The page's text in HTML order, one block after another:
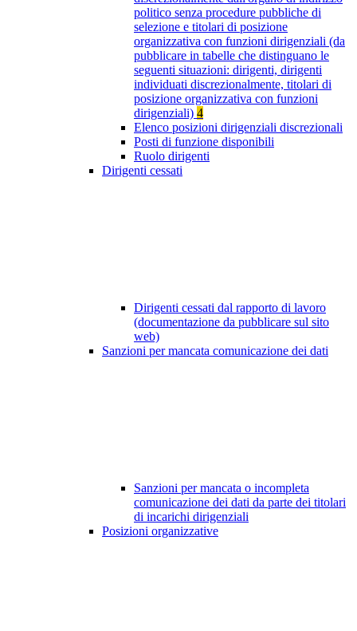
politico senza procedure pubbliche di
selezione e titolari di posizione
organizzativa con funzioni dirigenziali (da
pubblicare in tabelle che distinguano le
seguenti situazioni: dirigenti, dirigenti
individuati discrezionalmente, titolari di
posizione organizzativa con funzioni
dirigenziali) 4
Elenco posizioni dirigenziali discrezionali
Posti di funzione disponibili
Ruolo dirigenti
Dirigenti cessati
Dirigenti cessati dal rapporto di lavoro
(documentazione da pubblicare sul sito
web)
Sanzioni per mancata comunicazione dei dati
Sanzioni per mancata o incompleta
comunicazione dei dati da parte dei titolari
di incarichi dirigenziali
Posizioni organizzative